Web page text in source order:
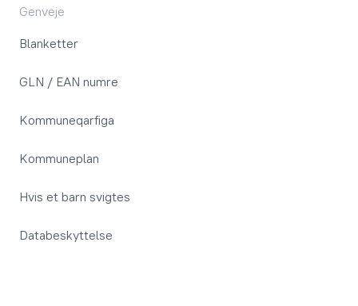
Genveje
Blanketter
GLN / EAN numre
Kommuneqarfiga
Kommuneplan
Hvis et barn svigtes
Databeskyttelse